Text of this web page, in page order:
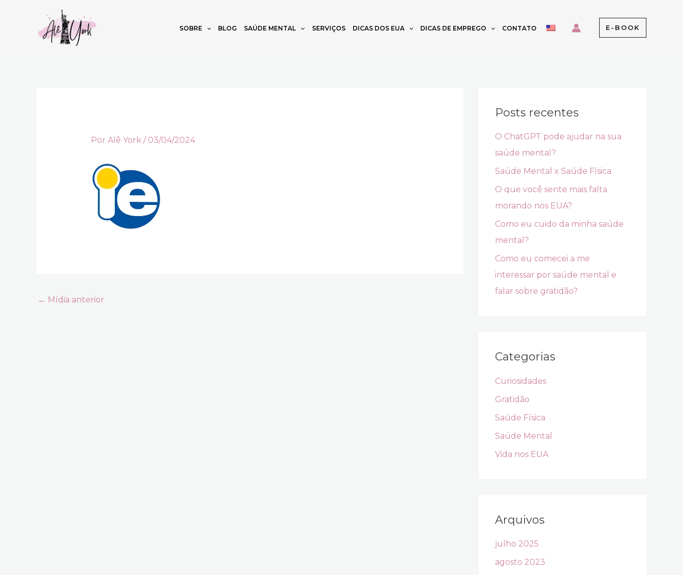
SOBRE BLOG SAÚDE MENTAL SERVIÇOS DICAS DOS EUA DICAS DE EMPREGO CONTATO E-BOOK
Por Alê York / 03/04/2024
← Mídia anterior
Posts recentes
O ChatGPT pode ajudar na sua
saúde mental?
Saúde Mental x Saúde Física
O que você sente mais falta
morando nos EUA?
Como eu cuido da minha saúde
mental?
Como eu comecei a me
interessar por saúde mental e
falar sobre gratidão?
Categorias
Curiosidades
Gratidão
Saúde Física
Saúde Mental
Vida nos EUA
Arquivos
julho 2025
agosto 2023